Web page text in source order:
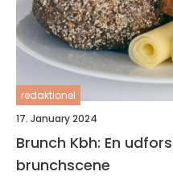
redaktionel
17. January 2024
Brunch Kbh: En
brunchscene